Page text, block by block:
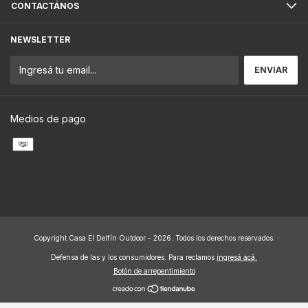
CONTACTÁNOS
NEWSLETTER
Medios de pago
Copyright Casa El Delfín Outdoor - 2026. Todos los derechos reservados.
Defensa de las y los consumidores. Para reclamos ingresá acá.
Botón de arrepentimiento